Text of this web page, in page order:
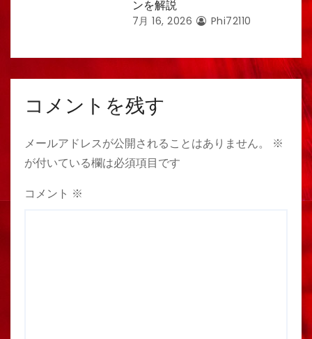
ンを解説
7月 16, 2026 Phi72110
コメントを残す
メールアドレスが公開されることはありません。
※
が付いている欄は必須項目です
コメント ※